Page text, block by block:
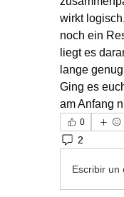
wirkt
noch ein
liegt es
lange
Ging es
am Anfang
0
2
Escribir un